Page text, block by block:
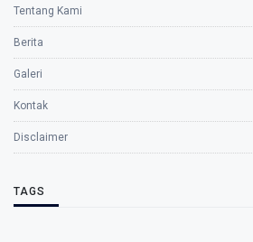
Tentang Kami
Berita
Galeri
Kontak
Disclaimer
TAGS